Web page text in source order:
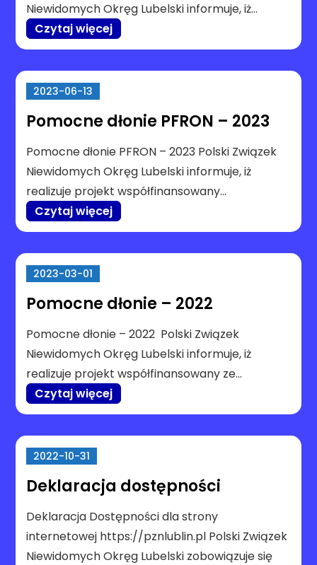
Niewidomych Okręg Lubelski informuje, iż…
Czytaj więcej
2023-06-13
Pomocne dłonie PFRON – 2023
Pomocne dłonie PFRON – 2023 Polski Związek
Niewidomych Okręg Lubelski informuje, iż
realizuje projekt współfinansowany…
Czytaj więcej
2023-03-01
Pomocne dłonie – 2022
Pomocne dłonie – 2022 Polski Związek
Niewidomych Okręg Lubelski informuje, iż
realizuje projekt współfinansowany ze…
Czytaj więcej
2022-10-31
Deklaracja dostępności
Deklaracja Dostępności dla strony
internetowej https://pznlublin.pl Polski Związek
Niewidomych Okręg Lubelski zobowiązuje się